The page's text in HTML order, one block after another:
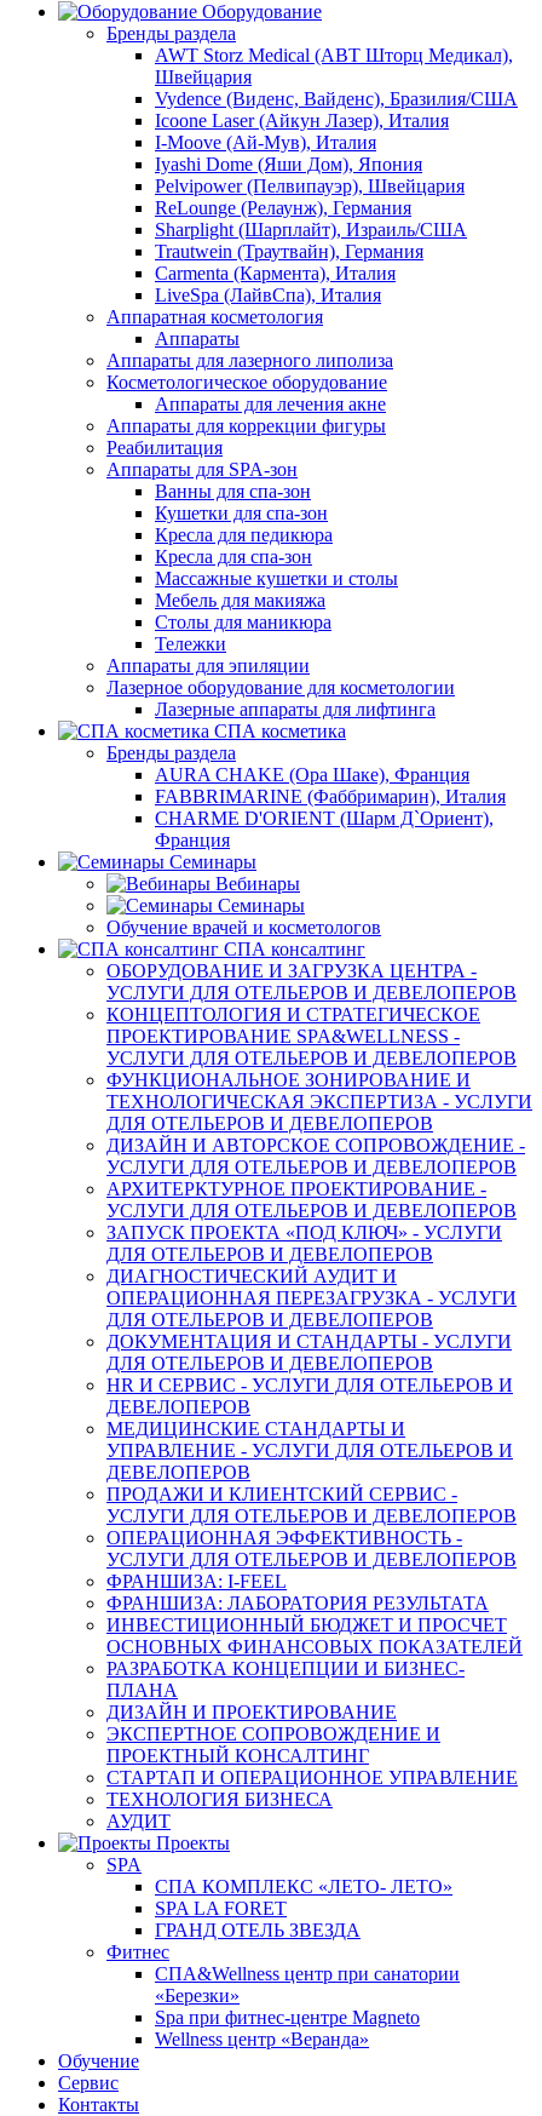
Оборудование
Бренды раздела
AWT Storz Medical (АВТ Шторц Медикал),
Швейцария
Vydence (Виденс, Вайденс), Бразилия/США
Icoone Laser (Айкун Лазер), Италия
I-Moove (Ай-Мув), Италия
Iyashi Dome (Яши Дом), Япония
Pelvipower (Пелвипауэр), Швейцария
ReLounge (Релаунж), Германия
Sharplight (Шарплайт), Израиль/США
Trautwein (Траутвайн), Германия
Carmenta (Кармента), Италия
LiveSpa (ЛайвСпа), Италия
Аппаратная косметология
Аппараты
Аппараты для лазерного липолиза
Косметологическое оборудование
Аппараты для лечения акне
Аппараты для коррекции фигуры
Реабилитация
Аппараты для SPA-зон
Ванны для спа-зон
Кушетки для спа-зон
Кресла для педикюра
Кресла для спа-зон
Массажные кушетки и столы
Мебель для макияжа
Столы для маникюра
Тележки
Аппараты для эпиляции
Лазерное оборудование для косметологии
Лазерные аппараты для лифтинга
СПА косметика
Бренды раздела
AURA CHAKE (Ора Шаке), Франция
FABBRIMARINE (Фаббримарин), Италия
CHARME D'ORIENT (Шарм Д`Ориент),
Франция
Семинары
Вебинары
Семинары
Обучение врачей и косметологов
СПА консалтинг
ОБОРУДОВАНИЕ И ЗАГРУЗКА ЦЕНТРА -
УСЛУГИ ДЛЯ ОТЕЛЬЕРОВ И ДЕВЕЛОПЕРОВ
КОНЦЕПТОЛОГИЯ И СТРАТЕГИЧЕСКОЕ
ПРОЕКТИРОВАНИЕ SPA&WELLNESS -
УСЛУГИ ДЛЯ ОТЕЛЬЕРОВ И ДЕВЕЛОПЕРОВ
ФУНКЦИОНАЛЬНОЕ ЗОНИРОВАНИЕ И
ТЕХНОЛОГИЧЕСКАЯ ЭКСПЕРТИЗА - УСЛУГИ
ДЛЯ ОТЕЛЬЕРОВ И ДЕВЕЛОПЕРОВ
ДИЗАЙН И АВТОРСКОЕ СОПРОВОЖДЕНИЕ -
УСЛУГИ ДЛЯ ОТЕЛЬЕРОВ И ДЕВЕЛОПЕРОВ
АРХИТЕРКТУРНОЕ ПРОЕКТИРОВАНИЕ -
УСЛУГИ ДЛЯ ОТЕЛЬЕРОВ И ДЕВЕЛОПЕРОВ
ЗАПУСК ПРОЕКТА «ПОД КЛЮЧ» - УСЛУГИ
ДЛЯ ОТЕЛЬЕРОВ И ДЕВЕЛОПЕРОВ
ДИАГНОСТИЧЕСКИЙ АУДИТ И
ОПЕРАЦИОННАЯ ПЕРЕЗАГРУЗКА - УСЛУГИ
ДЛЯ ОТЕЛЬЕРОВ И ДЕВЕЛОПЕРОВ
ДОКУМЕНТАЦИЯ И СТАНДАРТЫ - УСЛУГИ
ДЛЯ ОТЕЛЬЕРОВ И ДЕВЕЛОПЕРОВ
HR И СЕРВИС - УСЛУГИ ДЛЯ ОТЕЛЬЕРОВ И
ДЕВЕЛОПЕРОВ
МЕДИЦИНСКИЕ СТАНДАРТЫ И
УПРАВЛЕНИЕ - УСЛУГИ ДЛЯ ОТЕЛЬЕРОВ И
ДЕВЕЛОПЕРОВ
ПРОДАЖИ И КЛИЕНТСКИЙ СЕРВИС -
УСЛУГИ ДЛЯ ОТЕЛЬЕРОВ И ДЕВЕЛОПЕРОВ
ОПЕРАЦИОННАЯ ЭФФЕКТИВНОСТЬ -
УСЛУГИ ДЛЯ ОТЕЛЬЕРОВ И ДЕВЕЛОПЕРОВ
ФРАНШИЗА: I-FEEL
ФРАНШИЗА: ЛАБОРАТОРИЯ РЕЗУЛЬТАТА
ИНВЕСТИЦИОННЫЙ БЮДЖЕТ И ПРОСЧЕТ
ОСНОВНЫХ ФИНАНСОВЫХ ПОКАЗАТЕЛЕЙ
РАЗРАБОТКА КОНЦЕПЦИИ И БИЗНЕС-
ПЛАНА
ДИЗАЙН И ПРОЕКТИРОВАНИЕ
ЭКСПЕРТНОЕ СОПРОВОЖДЕНИЕ И
ПРОЕКТНЫЙ КОНСАЛТИНГ
СТАРТАП И ОПЕРАЦИОННОЕ УПРАВЛЕНИЕ
ТЕХНОЛОГИЯ БИЗНЕСА
АУДИТ
Проекты
SPA
СПА КОМПЛЕКС «ЛЕТО- ЛЕТО»
SPA LA FORET
ГРАНД ОТЕЛЬ ЗВЕЗДА
Фитнес
СПА&Wellness центр при санатории
«Березки»
Spa при фитнес-центре Magneto
Wellness центр «Веранда»
Обучение
Сервис
Контакты